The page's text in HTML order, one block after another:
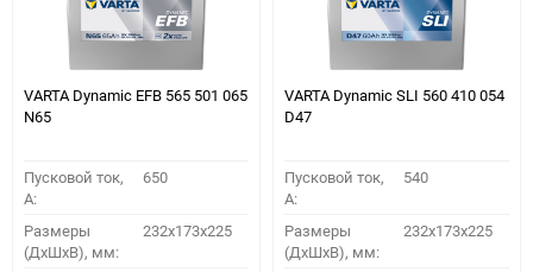
VARTA Dynamic EFB 565 501 065
N65
Пусковой ток,
A:
650
Размеры
(ДхШхВ), мм:
232x173x225
VARTA Dynamic SLI 560 410 054
D47
Пусковой ток,
A:
540
Размеры
(ДхШхВ), мм:
232x173x225